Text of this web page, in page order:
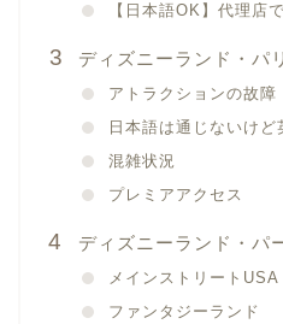
【日本語OK】代理店
ディズニーランド・パ
アトラクションの故障
日本語は通じないけ
混雑状況
プレミアアクセス
ディズニーランド・パ
メインストリートUSA
ファンタジーランド